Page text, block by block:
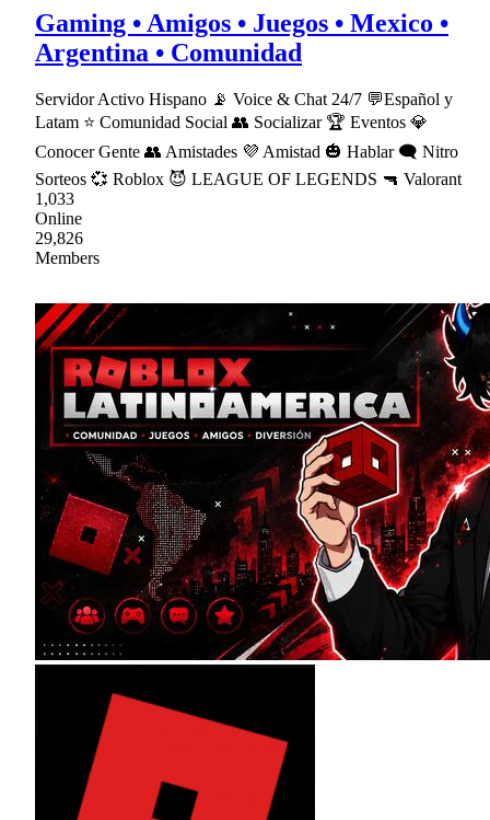
Gaming • Amigos • Juegos • Mexico •
Argentina • Comunidad
Servidor Activo Hispano 📡 Voice & Chat 24/7 💬Español y
Latam ⭐ Comunidad Social 👥 Socializar 🏆 Eventos 💎
Conocer Gente 👥 Amistades 💜 Amistad 🎃 Hablar 🗨 Nitro
Sorteos 💞 Roblox 😈 LEAGUE OF LEGENDS 🔫 Valorant
1,033
Online
29,826
Members